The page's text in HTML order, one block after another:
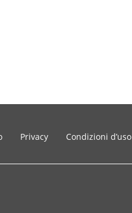
Privacy Condizioni d’uso